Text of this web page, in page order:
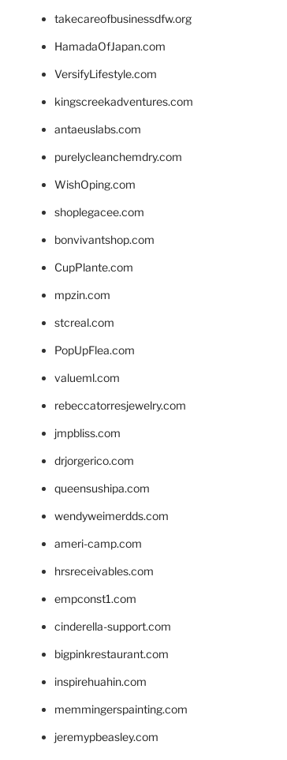
takecareofbusinessdfw.org
HamadaOfJapan.com
VersifyLifestyle.com
kingscreekadventures.com
antaeuslabs.com
purelycleanchemdry.com
WishOping.com
shoplegacee.com
bonvivantshop.com
CupPlante.com
mpzin.com
stcreal.com
PopUpFlea.com
valueml.com
rebeccatorresjewelry.com
jmpbliss.com
drjorgerico.com
queensushipa.com
wendyweimerdds.com
ameri-camp.com
hrsreceivables.com
empconst1.com
cinderella-support.com
bigpinkrestaurant.com
inspirehuahin.com
memmingerspainting.com
jeremypbeasley.com